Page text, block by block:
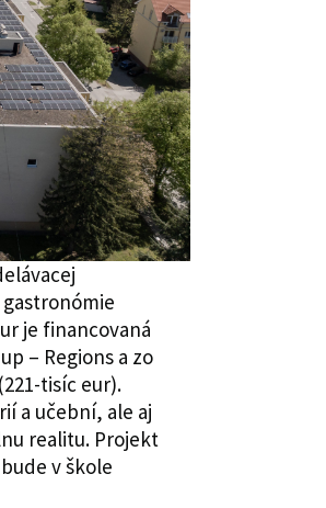
je financovaná
– Regions a zo
tisíc eur).
a učební, ale aj
realitu. Projekt
v škole